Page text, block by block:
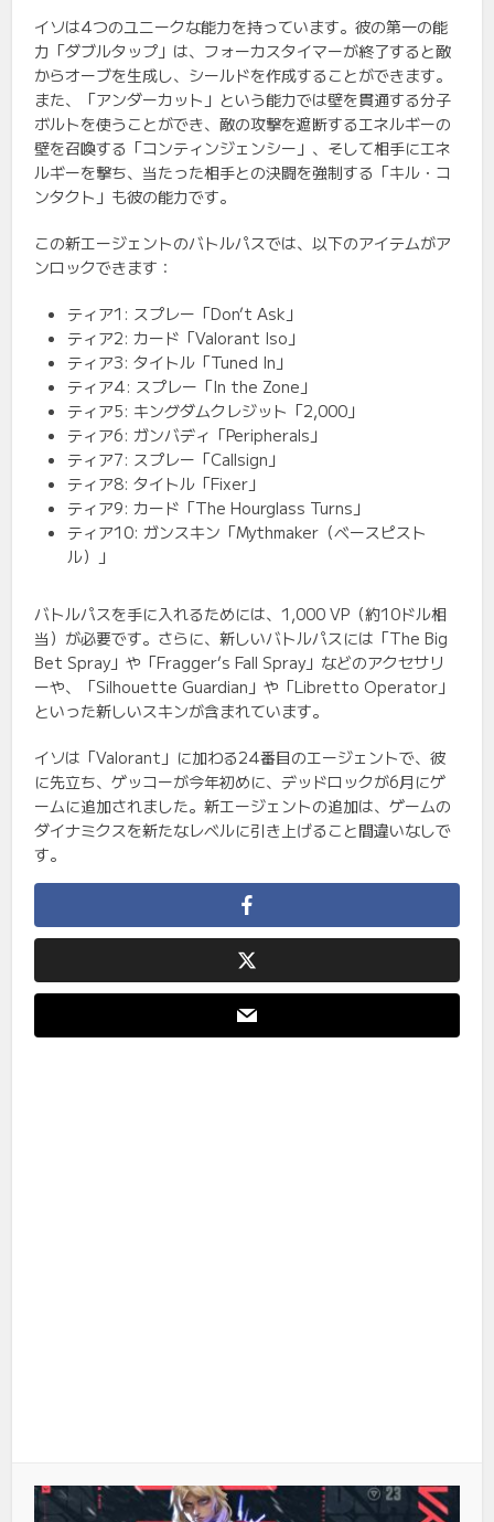
イソは4つのユニークな能力を持っています。彼の第一の能
力「ダブルタップ」は、フォーカスタイマーが終了すると敵
からオーブを生成し、シールドを作成することができます。
また、「アンダーカット」という能力では壁を貫通する分子
ボルトを使うことができ、敵の攻撃を遮断するエネルギーの
壁を召喚する「コンティンジェンシー」、そして相手にエネ
ルギーを撃ち、当たった相手との決闘を強制する「キル・コ
ンタクト」も彼の能力です。
この新エージェントのバトルパスでは、以下のアイテムがア
ンロックできます：
ティア1: スプレー「Don’t Ask」
ティア2: カード「Valorant Iso」
ティア3: タイトル「Tuned In」
ティア4: スプレー「In the Zone」
ティア5: キングダムクレジット「2,000」
ティア6: ガンバディ「Peripherals」
ティア7: スプレー「Callsign」
ティア8: タイトル「Fixer」
ティア9: カード「The Hourglass Turns」
ティア10: ガンスキン「Mythmaker（ベースピスト
ル）」
バトルパスを手に入れるためには、1,000 VP（約10ドル相
当）が必要です。さらに、新しいバトルパスには「The Big
Bet Spray」や「Fragger’s Fall Spray」などのアクセサリ
ーや、「Silhouette Guardian」や「Libretto Operator」
といった新しいスキンが含まれています。
イソは「Valorant」に加わる24番目のエージェントで、彼
に先立ち、ゲッコーが今年初めに、デッドロックが6月にゲ
ームに追加されました。新エージェントの追加は、ゲームの
ダイナミクスを新たなレベルに引き上げること間違いなしで
す。